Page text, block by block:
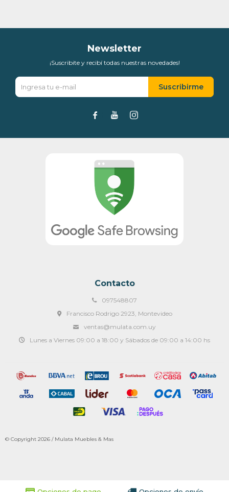
Contacto
097548807
Francisco Rodrigo 2923, Montevideo
ventas@mulata.com.uy
Lunes a Viernes 09:00 a 18:00 y Sábados de 09:00 a 14:00 hs
Newsletter
¡Suscribite y recibí todas nuestras novedades!
Suscribirme
  
© Copyright 2026 / Mulata Muebles & Mas